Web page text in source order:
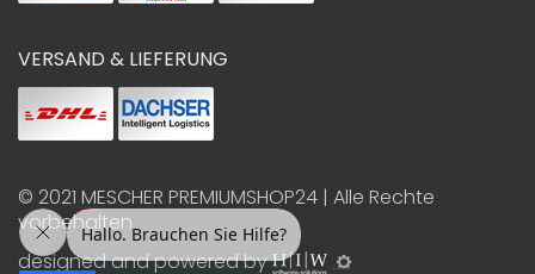
VERSAND & LIEFERUNG
© 2021 MESCHER PREMIUMSHOP24 | Alle Rechte
vorbehalten
designed and powered by